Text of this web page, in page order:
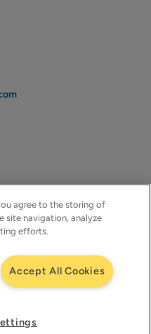
© Visma | All Rights
Ett företag i ™Visma
agree to the storing of
site navigation, analyze
efforts.
Accept All Cookies